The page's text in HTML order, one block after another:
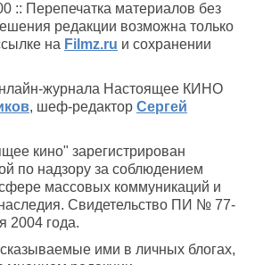
:: Перепечатка материалов без
редакции возможна только
на Filmz.ru и сохранении
журнала Настоящее КИНО
, шеф-редактор Сергей
кино" зарегистрирован
по надзору за соблюдением
массовых коммуникаций и
наследия. Свидетельство ПИ № 77-
2004 года.
ими в личных блогах,